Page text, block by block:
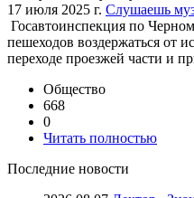
17 июля 2025 г. Слушаешь
Госавтоинспекция по
пешеходов воздержаться от
переходе проезжей части и
Общество
668
0
Читать полностью
Последние новости